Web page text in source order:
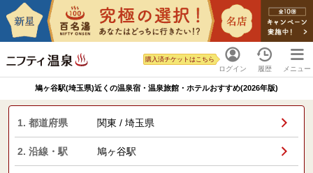
ログイン
購入済チケットはこちら
履歴 メニュー
鳩ヶ谷駅(埼玉県)近くの温泉宿・温泉旅館・ホテルおすすめ(2026年版)
1. 都道府県 関東 / 埼玉県
2. 沿線・駅 鳩ヶ谷駅